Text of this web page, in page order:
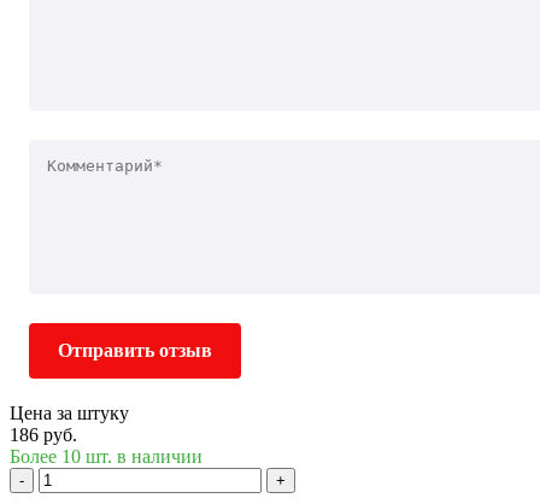
Отправить отзыв
Цена за штуку
186 руб.
Более 10 шт. в наличии
- +